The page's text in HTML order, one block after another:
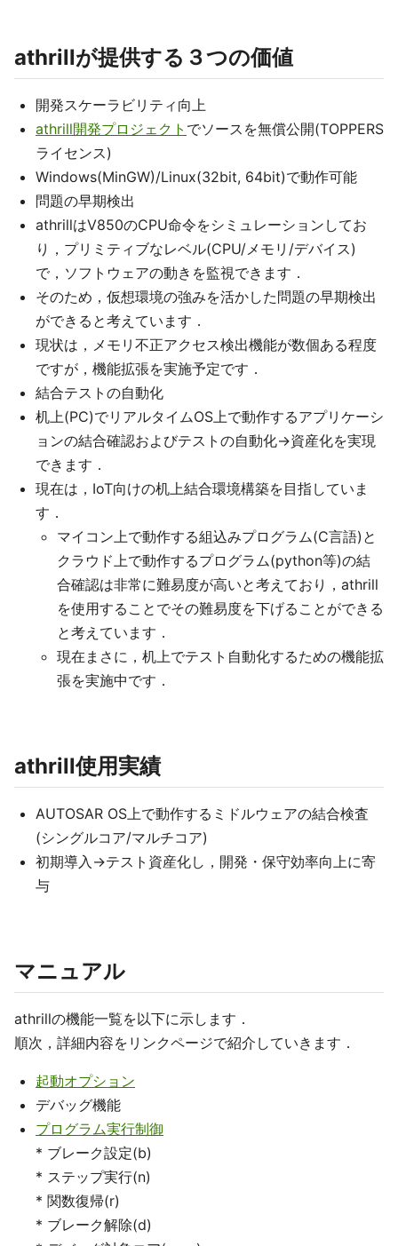
athrillが提供する３つの価値
開発スケーラビリティ向上
athrill開発プロジェクト でソースを無償公開(TOPPERS
ライセンス)
Windows(MinGW)/Linux(32bit, 64bit)で動作可能
問題の早期検出
athrillはV850のCPU命令をシミュレーションしてお
り，プリミティブなレベル(CPU/メモリ/デバイス)
で，ソフトウェアの動きを監視できます．
そのため，仮想環境の強みを活かした問題の早期検出
ができると考えています．
現状は，メモリ不正アクセス検出機能が数個ある程度
ですが，機能拡張を実施予定です．
結合テストの自動化
机上(PC)でリアルタイムOS上で動作するアプリケーシ
ョンの結合確認およびテストの自動化→資産化を実現
できます．
現在は，IoT向けの机上結合環境構築を目指していま
す．
マイコン上で動作する組込みプログラム(C言語)と
クラウド上で動作するプログラム(python等)の結
合確認は非常に難易度が高いと考えており，athrill
を使用することでその難易度を下げることができる
と考えています．
現在まさに，机上でテスト自動化するための機能拡
張を実施中です．
athrill使用実績
AUTOSAR OS上で動作するミドルウェアの結合検査
(シングルコア/マルチコア)
初期導入→テスト資産化し，開発・保守効率向上に寄
与
マニュアル
athrillの機能一覧を以下に示します．
順次，詳細内容をリンクページで紹介していきます．
起動オプション
デバッグ機能
プログラム実行制御
* ブレーク設定(b)
* ステップ実行(n)
* 関数復帰(r)
* ブレーク解除(d)